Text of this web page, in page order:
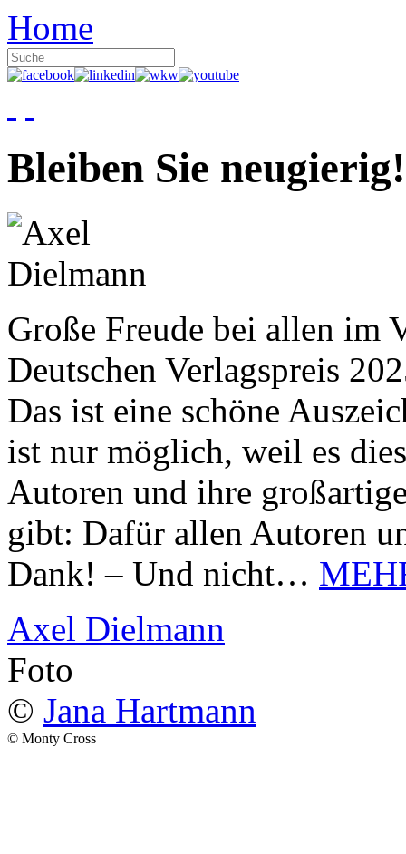
Home
Bleiben Sie neugierig!
Große Freude bei allen im
Deutschen Verlagspreis
Das ist eine schöne
ist nur möglich, weil es
Autoren und ihre
gibt: Dafür allen Autoren
Dank! – Und nicht…
Axel Dielmann
Foto
© Jana Hartmann
© Monty Cross